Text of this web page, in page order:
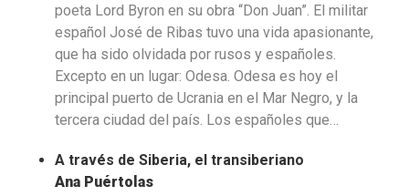
poeta Lord Byron en su obra “Don Juan”. El militar
español José de Ribas tuvo una vida apasionante,
que ha sido olvidada por rusos y españoles.
Excepto en un lugar: Odesa. Odesa es hoy el
principal puerto de Ucrania en el Mar Negro, y la
tercera ciudad del país. Los españoles que…
A través de Siberia, el transiberiano
Ana Puértolas